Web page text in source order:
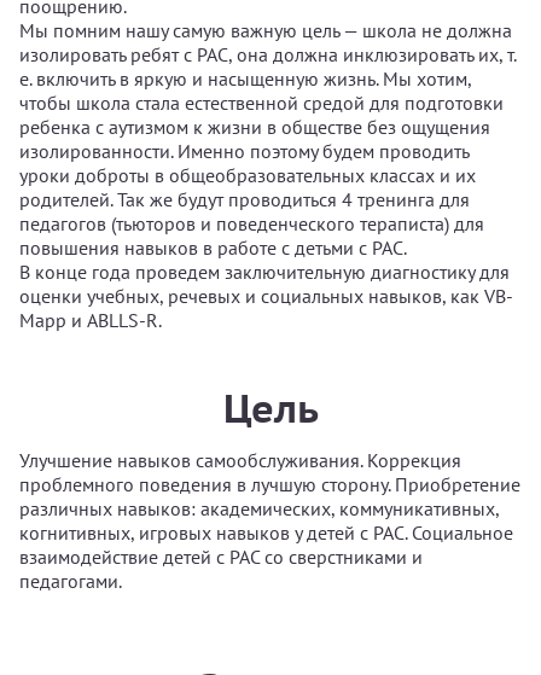
поощрению.
Мы помним нашу самую важную цель — школа не должна
изолировать ребят с РАС, она должна инклюзировать их, т.
е. включить в яркую и насыщенную жизнь. Мы хотим,
чтобы школа стала естественной средой для подготовки
ребенка с аутизмом к жизни в обществе без ощущения
изолированности. Именно поэтому будем проводить
уроки доброты в общеобразовательных классах и их
родителей. Так же будут проводиться 4 тренинга для
педагогов (тьюторов и поведенческого тераписта) для
повышения навыков в работе с детьми с РАС.
В конце года проведем заключительную диагностику для
оценки учебных, речевых и социальных навыков, как VB-
Mapp и ABLLS-R.
Цель
Улучшение навыков самообслуживания. Коррекция
проблемного поведения в лучшую сторону. Приобретение
различных навыков: академических, коммуникативных,
когнитивных, игровых навыков у детей с РАС. Социальное
взаимодействие детей с РАС со сверстниками и
педагогами.